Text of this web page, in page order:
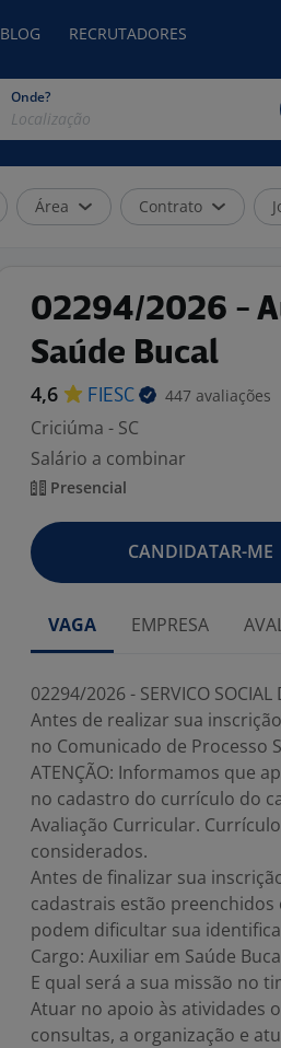
BLOG RECRUTADORES
Onde?
Área Contrato
02294/2026 -
Saúde Bucal
4,6 FIESC 447 avaliações
Criciúma - SC
Salário a combinar
Presencial
CANDIDATAR-ME
VAGA EMPRESA
02294/2026 - SERVICO
Antes de realizar sua
no Comunicado de Processo
ATENÇÃO: Informamos que
no cadastro do currículo do
Avaliação Curricular.
considerados.
Antes de finalizar sua
cadastrais estão
podem dificultar sua
Cargo: Auxiliar em Saúde
E qual será a sua missão no
Atuar no apoio às atividades
consultas, a organização e